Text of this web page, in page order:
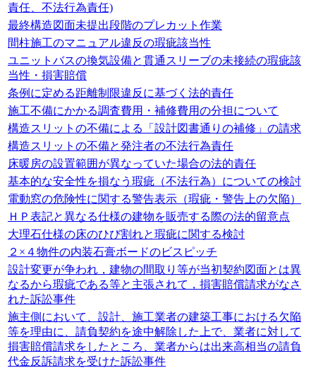
責任、不法行為責任)
最終構造図面未提出段階のプレカット作業
間柱施工のマニュアル違反の瑕疵該当性
ユニットバスの換気設備と貫通スリーブの未接続の瑕疵該
当性・損害賠償
条例に定める距離制限違反に基づく法的責任
施工不備にかかる調査費用・補修費用の分担について
構造スリットの不備による「設計図書通りの補修」の請求
構造スリットの不備と発注者の不法行為責任
床暖房の設置範囲が異なっていた場合の法的責任
基本的な安全性を損なう瑕疵（不法行為）についての検討
電動窓の危険性に関する警告表示（瑕疵・警告上の欠陥）
ＨＰ表記と異なる仕様の建物を販売する際の法的留意点
大理石仕様の床のひび割れと瑕疵に関する検討
２×４物件の内装石膏ボードのビスピッチ
設計変更が争われ，建物の間取り等が当初契約図面とは異
なるから瑕疵である等と主張されて，損害賠償請求がなさ
れた訴訟事件
施主側において、設計、施工業者の建築工事における欠陥
等を理由に、請負契約を途中解除した上で、業者に対して
損害賠償請求をしたところ、業者からは出来高相当の請負
代金反訴請求を受けた訴訟事件